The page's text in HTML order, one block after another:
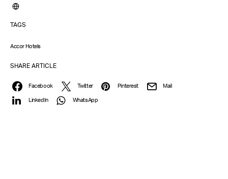
TAGS
Accor Hotels
SHARE ARTICLE
Facebook Twitter Pinterest
Mail
LinkedIn
WhatsApp